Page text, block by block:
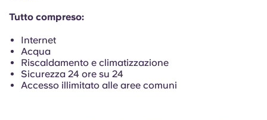
Tutto compreso:
Internet
Acqua
Riscaldamento e climatizzazione
Sicurezza 24 ore su 24
Accesso illimitato alle aree comuni